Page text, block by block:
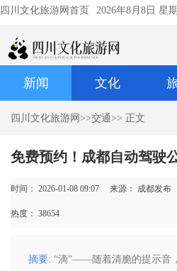
四川文化旅游网首页 2026年8月8日 星
新闻 文化
四川文化旅游网 >>交通>> 正文
免费预约！成都自动驾驶
时间： 2026-01-08 09:07 来源： 成都发布
热度： 38654
摘要: “滴”——随着清脆的提示音